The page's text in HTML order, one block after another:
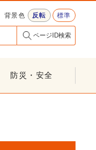
背景色 反転 標準
ページID検索
防災・安全